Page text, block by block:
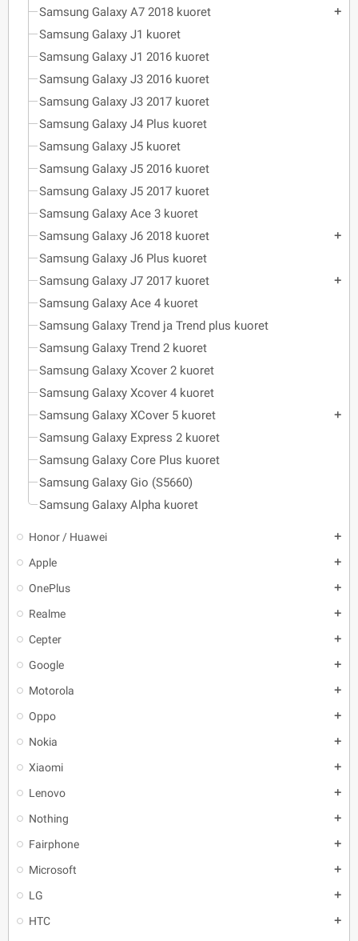
Samsung Galaxy A7 2018 kuoret add
Samsung Galaxy J1 kuoret
Samsung Galaxy J1 2016 kuoret
Samsung Galaxy J3 2016 kuoret
Samsung Galaxy J3 2017 kuoret
Samsung Galaxy J4 Plus kuoret
Samsung Galaxy J5 kuoret
Samsung Galaxy J5 2016 kuoret
Samsung Galaxy J5 2017 kuoret
Samsung Galaxy Ace 3 kuoret
Samsung Galaxy J6 2018 kuoret
add
Samsung Galaxy J6 Plus kuoret
Samsung Galaxy J7 2017 kuoret
add
Samsung Galaxy Ace 4 kuoret
Samsung Galaxy Trend ja Trend plus kuoret
Samsung Galaxy Trend 2 kuoret
Samsung Galaxy Xcover 2 kuoret
Samsung Galaxy Xcover 4 kuoret
Samsung Galaxy XCover 5 kuoret
add
Samsung Galaxy Express 2 kuoret
Samsung Galaxy Core Plus kuoret
Samsung Galaxy Gio (S5660)
Samsung Galaxy Alpha kuoret
Honor / Huawei add
Apple add
OnePlus add
Realme add
Cepter add
Google add
Motorola add
Oppo add
Nokia add
Xiaomi add
Lenovo add
Nothing add
Fairphone add
Microsoft add
LG add
HTC add